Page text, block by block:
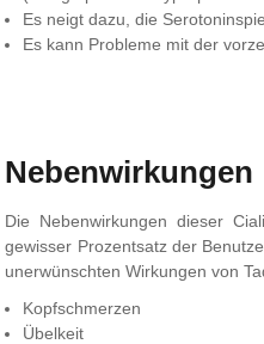
Es neigt dazu, die
Es kann Probleme mit der
Nebenwirkungen
Die Nebenwirkungen dieser
gewisser Prozentsatz der
unerwünschten Wirkungen von
Kopfschmerzen
Übelkeit